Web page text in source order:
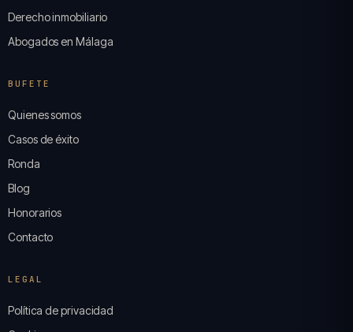
Derecho inmobiliario
Abogados en Málaga
BUFETE
Quienes somos
Casos de éxito
Ronda
Blog
Honorarios
Contacto
LEGAL
Política de privacidad